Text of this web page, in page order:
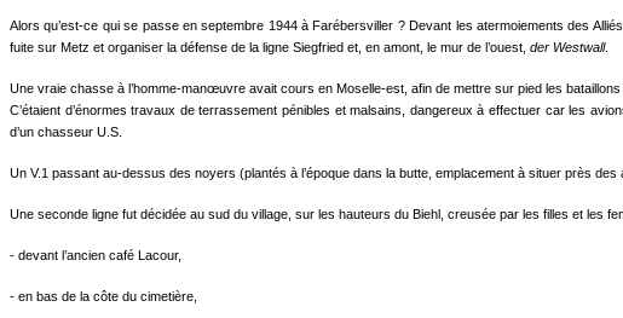
Alors qu’est-ce qui se passe en septembre 1944 à Farébersviller ? Devant les atermoiements des
fuite sur Metz et organiser la défense de la ligne Siegfried et, en amont, le mur de l’ouest, der Westwall.
Une vraie chasse à l’homme-manœuvre avait cours en Moselle-est, afin de mettre sur pied les
C’étaient d’énormes travaux de terrassement pénibles et malsains, dangereux à effectuer car les
d’un chasseur U.S.
Un V.1 passant au-dessus des noyers (plantés à l’époque dans la butte, emplacement à situer près
Une seconde ligne fut décidée au sud du village, sur les hauteurs du Biehl, creusée par les filles et les
- devant l’ancien café Lacour,
- en bas de la côte du cimetière,